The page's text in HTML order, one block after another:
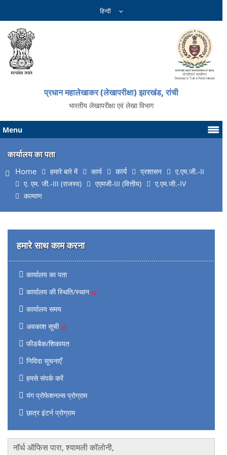
प्रधान महालेखाकर (लेखापरीक्षा) झारखंड, रांची
भारतीय लेखापरीक्षा एवं लेखा विभाग
Menu
कार्यालय का पता
Home हमारे बारे में कार्य कार्य प्रशासन
ए.एम.जी.-II
ए. एम. जी.-III (राजस्व)
एएमजी-III (वित्तीय)
ए.एम.जी.-IV
कल्याण
हमारे साथ काम करना
कार्यालय का पता
कार्यालय की स्थिति/स्थान
कार्यालय समय
अवकाश सूची
फीडबैक/शिकायत
निविदा सूचनाएँ
हमसे संपर्क करें
यंग प्रोफेशनल्स प्रोग्राम
छात्र इंटर्न प्रोग्राम
नॉर्थ ऑफिस पारा, श्यामली कॉलोनी,